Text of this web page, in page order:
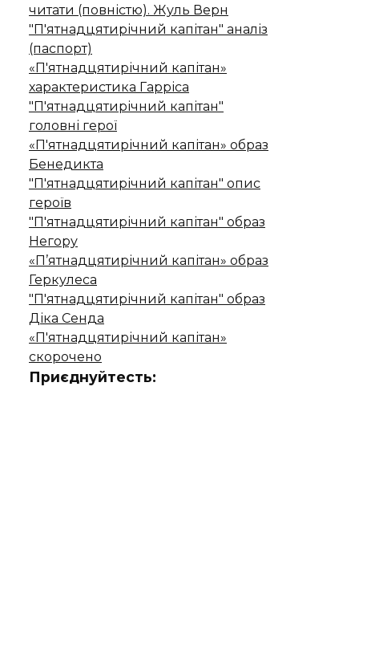
читати (повністю). Жуль Верн
"П'ятнадцятирічний капітан" аналіз
(паспорт)
«П'ятнадцятирічний капітан»
характеристика Гарріса
"П'ятнадцятирічний капітан"
головні герої
«П'ятнадцятирічний капітан» образ
Бенедикта
"П'ятнадцятирічний капітан" опис
героїв
"П'ятнадцятирічний капітан" образ
Негору
«П’ятнадцятирічний капітан» образ
Геркулеса
"П'ятнадцятирічний капітан" образ
Діка Сенда
«П'ятнадцятирічний капітан»
скорочено
Приєднуйтесть: